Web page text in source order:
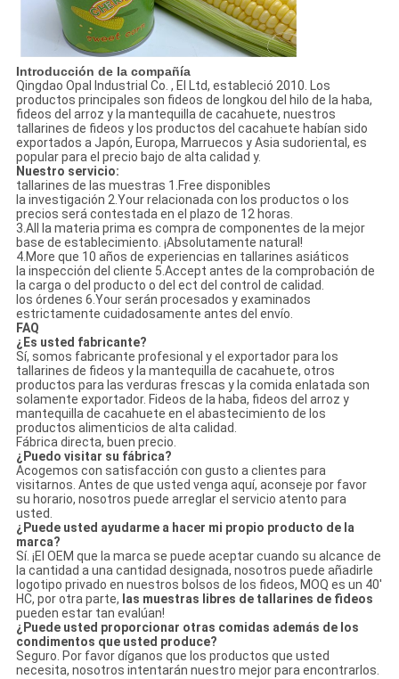
Introducción de la compañía
Qingdao Opal Industrial Co. , El Ltd, estableció 2010. Los
productos principales son fideos de longkou del hilo de la haba,
fideos del arroz y la mantequilla de cacahuete, nuestros
tallarines de fideos y los productos del cacahuete habían sido
exportados a Japón, Europa, Marruecos y Asia sudoriental, es
popular para el precio bajo de alta calidad y.
Nuestro servicio:
tallarines de las muestras 1.Free disponibles
la investigación 2.Your relacionada con los productos o los
precios será contestada en el plazo de 12 horas.
3.All la materia prima es compra de componentes de la mejor
base de establecimiento. ¡Absolutamente natural!
4.More que 10 años de experiencias en tallarines asiáticos
la inspección del cliente 5.Accept antes de la comprobación de
la carga o del producto o del ect del control de calidad.
los órdenes 6.Your serán procesados y examinados
estrictamente cuidadosamente antes del envío.
FAQ
¿Es usted fabricante?
Sí, somos fabricante profesional y el exportador para los
tallarines de fideos y la mantequilla de cacahuete, otros
productos para las verduras frescas y la comida enlatada son
solamente exportador. Fideos de la haba, fideos del arroz y
mantequilla de cacahuete en el abastecimiento de los
productos alimenticios de alta calidad.
Fábrica directa, buen precio.
¿Puedo visitar su fábrica?
Acogemos con satisfacción con gusto a clientes para
visitarnos. Antes de que usted venga aquí, aconseje por favor
su horario, nosotros puede arreglar el servicio atento para
usted.
¿Puede usted ayudarme a hacer mi propio producto de la
marca?
Sí. ¡El OEM que la marca se puede aceptar cuando su alcance de
la cantidad a una cantidad designada, nosotros puede añadirle
logotipo privado en nuestros bolsos de los fideos, MOQ es un 40'
HC, por otra parte, las muestras libres de tallarines de fideos
pueden estar tan evalúan!
¿Puede usted proporcionar otras comidas además de los
condimentos que usted produce?
Seguro. Por favor díganos que los productos que usted
necesita, nosotros intentarán nuestro mejor para encontrarlos.